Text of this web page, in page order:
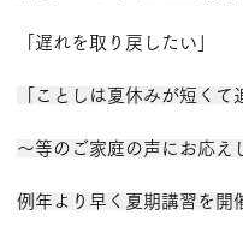
「遅れを取り戻したい」
「ことしは夏休みが短くて
～等のご家庭の声にお応え
例年より早く夏期講習を